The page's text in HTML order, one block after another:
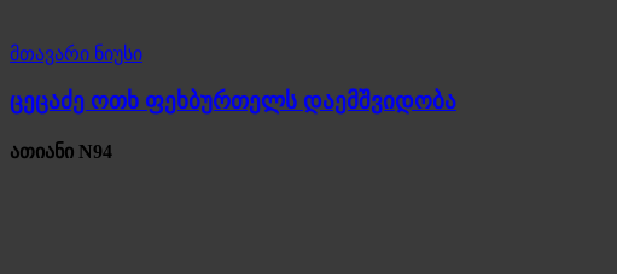
მთავარი ნიუსი
ცეცაძე ოთხ ფეხბურთელს დაემშვიდობა
ათიანი N94